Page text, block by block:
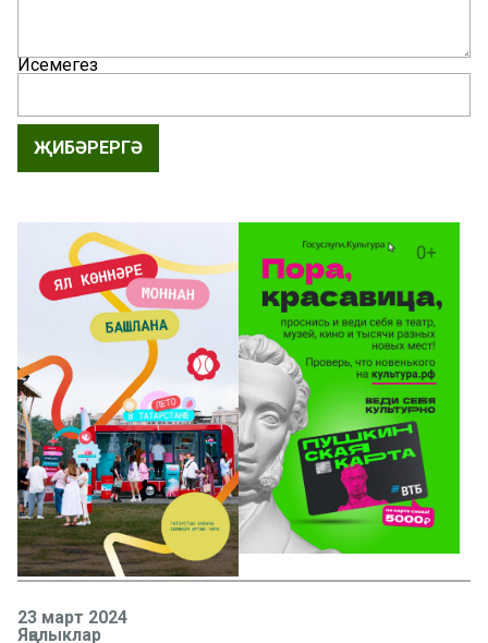
Исемегез
ҖИБӘРЕРГӘ
23 март 2024
Яңалыклар